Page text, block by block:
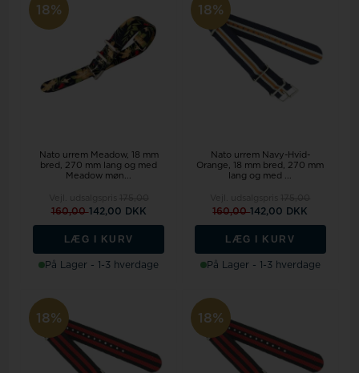
18%
Nato urrem Meadow, 18 mm
bred, 270 mm lang og med
Meadow møn...
160,00142,00 DKK
LÆG I KURV
På Lager - 1-3 hverdage
18%
Nato urrem Navy-Hvid-
Orange, 18 mm bred, 270 mm
lang og med ...
160,00142,00 DKK
LÆG I KURV
På Lager - 1-3 hverdage
18% 18%